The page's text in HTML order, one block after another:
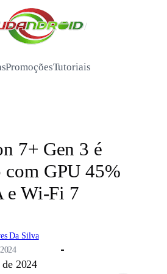
/
PromoçõesTutoriais
7+ Gen 3 é
com GPU 45%
e Wi-Fi 7
Da Silva
2024